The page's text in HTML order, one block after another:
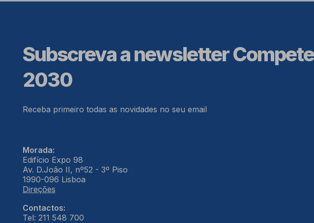
Subscreva a newsletter Compete
2030
Receba primeiro todas as novidades no seu email
Morada:
Edifício Expo 98
Av. D.João II, nº52 - 3º Piso
1990-096 Lisboa
Direções
Contactos:
Tel: 211 548 700